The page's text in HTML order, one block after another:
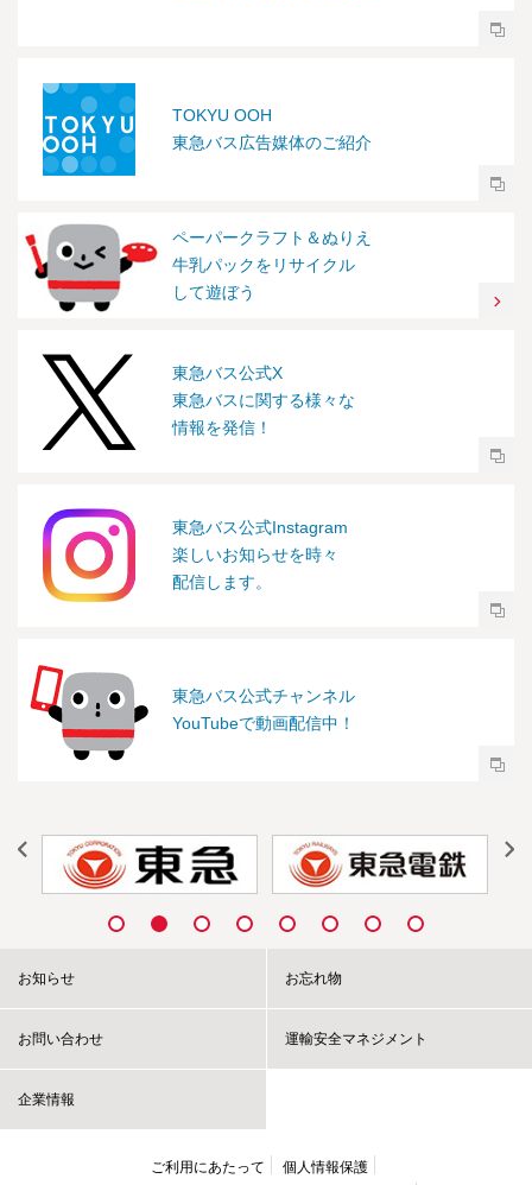
TOKYU OOH
東急バス広告媒体のご紹介
ペーパークラフト＆ぬりえ
牛乳パックをリサイクル
して遊ぼう
東急バス公式X
東急バスに関する様々な
情報を発信！
東急バス公式Instagram
楽しいお知らせを時々
配信します。
東急バス公式チャンネル
YouTubeで動画配信中！
お知らせ お忘れ物
お問い合わせ 運輸安全マネジメント
企業情報
ご利用にあたって 個人情報保護